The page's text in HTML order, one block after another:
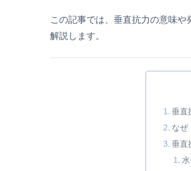
この記事では、垂直抗力の意味や
解説します。
垂直
なぜ
垂直